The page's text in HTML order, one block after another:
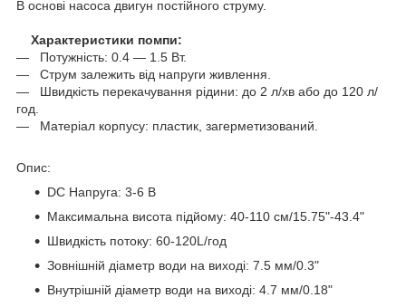
В основі насоса двигун постійного струму.
Характеристики помпи:
― Потужність: 0.4 — 1.5 Вт.
― Струм залежить від напруги живлення.
― Швидкість перекачування рідини: до 2 л/хв або до 120 л/
год.
― Матеріал корпусу: пластик, загерметизований.
Опис:
DC Напруга: 3-6 В
Максимальна висота підйому: 40-110 см/15.75"-43.4"
Швидкість потоку: 60-120L/год
Зовнішній діаметр води на виході: 7.5 мм/0.3"
Внутрішній діаметр води на виході: 4.7 мм/0.18"